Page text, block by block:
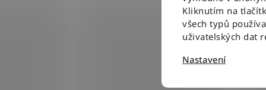
Kliknutím na
všech typů
uživatelských dat
Nastavení